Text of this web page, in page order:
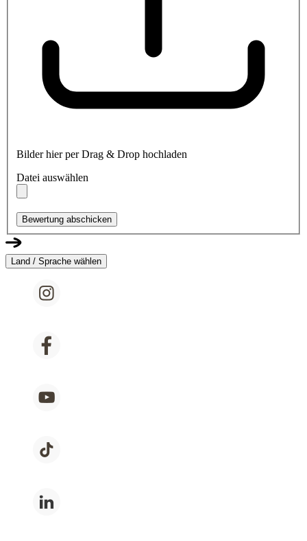
Bilder hier per Drag & Drop hochladen
Datei auswählen
Bewertung abschicken
Land / Sprache wählen